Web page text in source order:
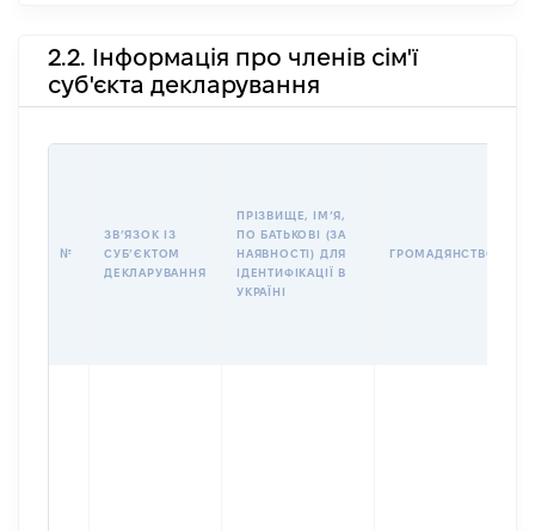
2.2. Інформація про членів сім'ї
суб'єкта декларування
№
ЗВʼЯЗОК ІЗ
СУБʼЄКТОМ
ДЕКЛАРУВАННЯ
ПРІЗВИЩЕ, ІМʼЯ,
ПО БАТЬКОВІ (ЗА
НАЯВНОСТІ) ДЛЯ
ІДЕНТИФІКАЦІЇ В
УКРАЇНІ
ГРОМАДЯНСТВО